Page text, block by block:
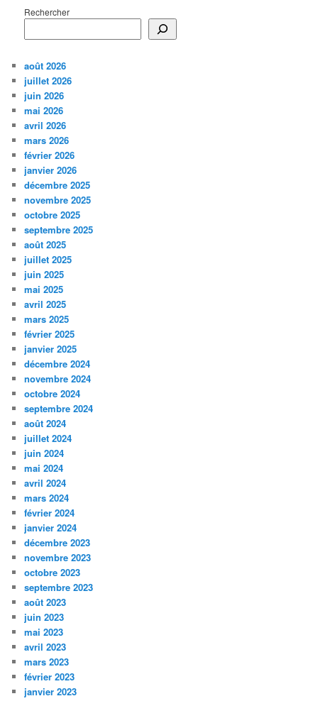
Rechercher
août 2026
juillet 2026
juin 2026
mai 2026
avril 2026
mars 2026
février 2026
janvier 2026
décembre 2025
novembre 2025
octobre 2025
septembre 2025
août 2025
juillet 2025
juin 2025
mai 2025
avril 2025
mars 2025
février 2025
janvier 2025
décembre 2024
novembre 2024
octobre 2024
septembre 2024
août 2024
juillet 2024
juin 2024
mai 2024
avril 2024
mars 2024
février 2024
janvier 2024
décembre 2023
novembre 2023
octobre 2023
septembre 2023
août 2023
juin 2023
mai 2023
avril 2023
mars 2023
février 2023
janvier 2023